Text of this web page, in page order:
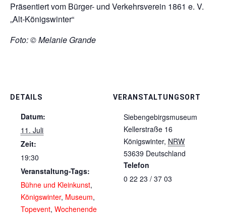
Präsentiert vom Bürger- und Verkehrsverein 1861 e. V.
„Alt-Königswinter“
Foto: © Melanie Grande
DETAILS
Datum:
11. Juli
Zeit:
19:30
Veranstaltung-Tags:
Bühne und Kleinkunst,
Königswinter, Museum,
Topevent, Wochenende
VERANSTALTUNGSORT
Siebengebirgsmuseum
Kellerstraße 16
Königswinter, NRW
53639 Deutschland
Telefon
0 22 23 / 37 03